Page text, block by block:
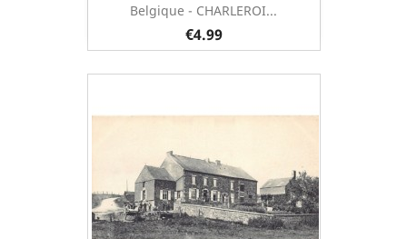
Belgique - CHARLEROI...
€4.99